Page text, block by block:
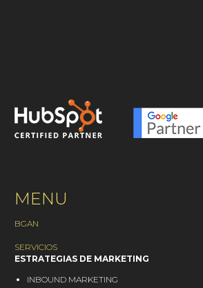
MENU
BGAN
SERVICIOS
ESTRATEGIAS DE MARKETING
INBOUND MARKETING